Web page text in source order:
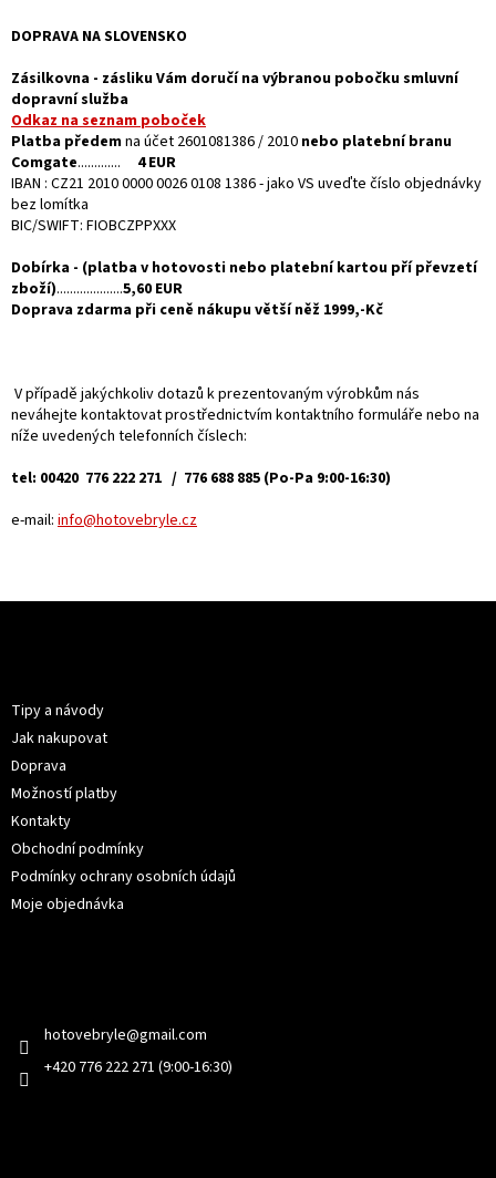
DOPRAVA NA SLOVENSKO
Zásilkovna - zásliku Vám doručí na výbranou pobočku smluvní
dopravní služba
Odkaz na seznam poboček
Platba předemna účet 2601081386 / 2010 nebo platební branu
Comgate............. 4 EUR
IBAN : CZ21 2010 0000 0026 0108 1386 - jako VS uveďte číslo objednávky
bez lomítka
BIC/SWIFT: FIOBCZPPXXX
Dobírka - (platba v hotovosti nebo platební kartou pří převzetí
zboží)....................5,60 EUR
Doprava zdarma při ceně nákupu větší něž 1999,-Kč
V případě jakýchkoliv dotazů k prezentovaným výrobkům nás
neváhejte kontaktovat prostřednictvím kontaktního formuláře nebo na
níže uvedených telefonních číslech:
tel: 00420 776 222 271 / 776 688 885 (Po-Pa 9:00-16:30)
e-mail: info@hotovebryle.cz
Tipy a návody
Jak nakupovat
Doprava
Možností platby
Kontakty
Obchodní podmínky
Podmínky ochrany osobních údajů
Moje objednávka
hotovebryle@gmail.com
+420 776 222 271 (9:00-16:30)